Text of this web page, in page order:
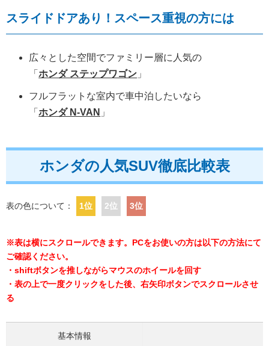
スライドドアあり！スペース重視の方には
広々とした空間でファミリー層に人気の
「ホンダ ステップワゴン 」
フルフラットな室内で車中泊したいなら
「ホンダ N-VAN 」
ホンダの人気SUV徹底比較表
表の色について： 1位 2位 3位
※表は横にスクロールできます。PCをお使いの方は以下の方法にて
ご確認ください。
・shiftボタンを推しながらマウスのホイールを回す
・表の上で一度クリックをした後、右矢印ボタンでスクロールさせ
る
基本情報